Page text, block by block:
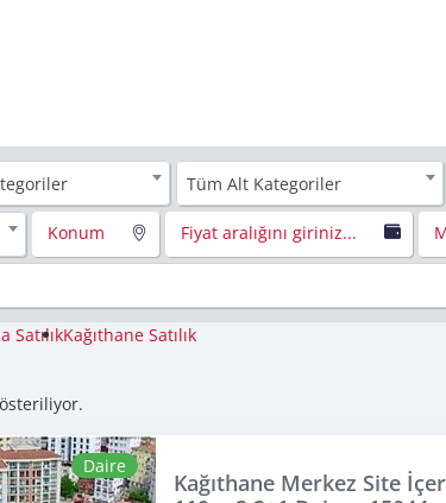
Tüm Alt Kategoriler
Konum Fiyat aralığını giriniz...
SatılıkKağıthane Satılık
Daire
Kağıthane Merkez Site